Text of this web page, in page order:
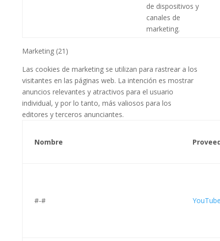
de dispositivos y
canales de
marketing.
Marketing (21)
Las cookies de marketing se utilizan para rastrear a los
visitantes en las páginas web. La intención es mostrar
anuncios relevantes y atractivos para el usuario
individual, y por lo tanto, más valiosos para los
editores y terceros anunciantes.
Nombre
#-#